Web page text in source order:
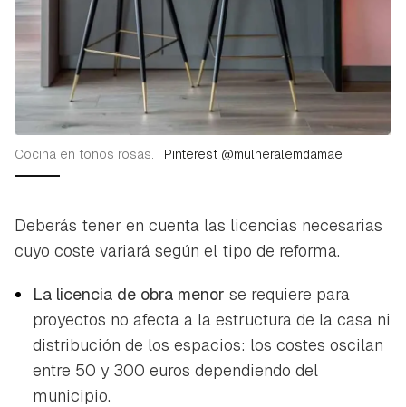
Cocina en tonos rosas. | Pinterest @mulheralemdamae
Deberás tener en cuenta las licencias necesarias
cuyo coste variará según el tipo de reforma.
La licencia de obra menor se requiere para
proyectos no afecta a la estructura de la casa ni
distribución de los espacios: los costes oscilan
entre 50 y 300 euros dependiendo del
municipio.